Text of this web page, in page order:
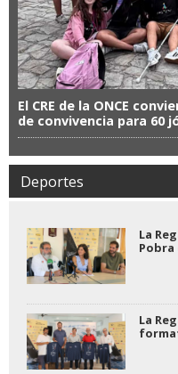
El CRE de la ONCE
de convivencia para 60
Deportes
La
Pobra
La